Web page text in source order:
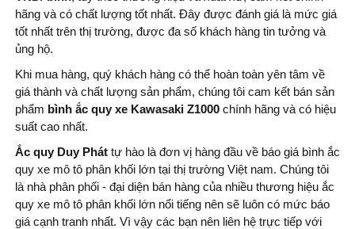
hãng và có chất lượng tốt nhất. Đây được đánh giá là mức giá
tốt nhất trên thị trường, được đa số khách hàng tin tưởng và
ủng hộ.
Khi mua hàng, quý khách hàng có thể hoàn toàn yên tâm về
giá thành và chất lượng sản phẩm, chúng tôi cam kết bán sản
phẩm bình ắc quy xe Kawasaki Z1000 chính hãng và có hiệu
suất cao nhất.
Ắc quy Duy Phát tự hào là đơn vị hàng đầu về báo giá bình ắc
quy xe mô tô phân khối lớn tại thị trường Việt nam. Chúng tôi
là nhà phân phối - đại diện bán hàng của nhiều thương hiệu ắc
quy xe mô tô phân khối lớn nổi tiếng nên sẽ luôn có mức báo
giá cạnh tranh nhất. Vì vậy các bạn nên liên hệ trực tiếp với